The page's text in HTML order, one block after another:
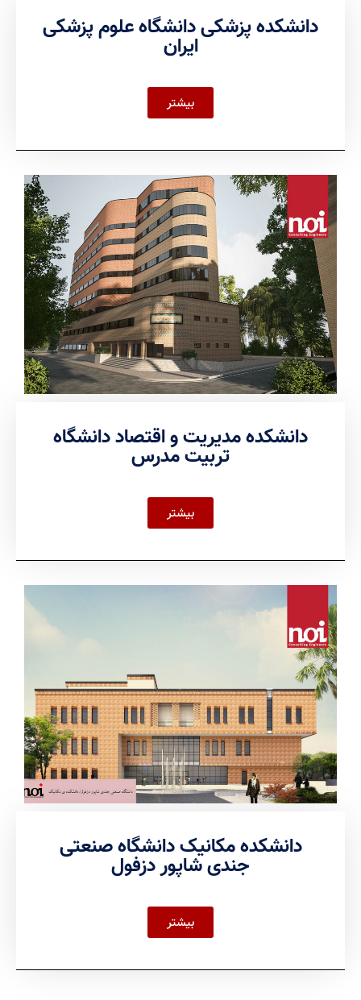
دانشکده پزشکی دانشگاه علوم پزشکی
ایران
بیشتر
دانشکده مدیریت و اقتصاد دانشگاه
تربیت مدرس
بیشتر
دانشکده مکانیک دانشگاه صنعتی
جندی شاپور دزفول
بیشتر